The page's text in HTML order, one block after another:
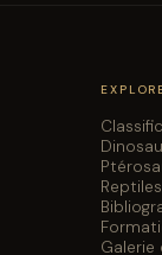
Galerie